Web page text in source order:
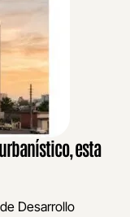
esta
Desarrollo